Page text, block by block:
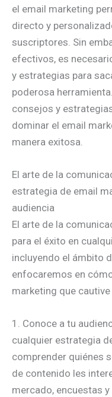
el email marketing
directo y
suscriptores. Sin
efectivos, es
y estrategias para
poderosa
consejos y
dominar el email
manera exitosa.
El arte de la
estrategia de email
audiencia
El arte de la
para el éxito en
incluyendo el ámbito
enfocaremos en
marketing que
1. Conoce a tu
cualquier estrategia
comprender quiénes
de contenido les
mercado, encuestas